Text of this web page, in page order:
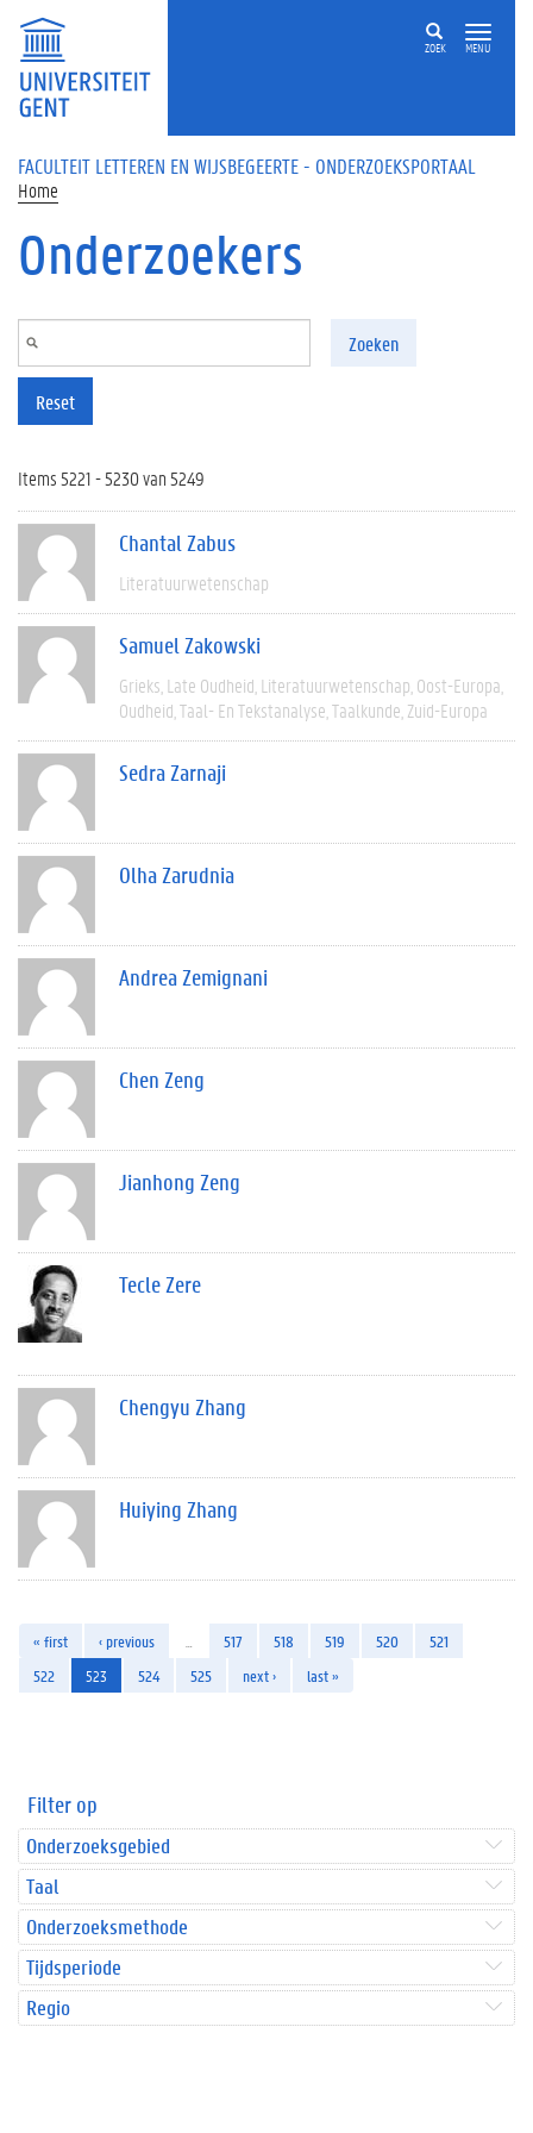
Overslaan en naar de inhoud gaan
ZOEK MENU
FACULTEIT LETTEREN EN WIJSBEGEERTE - ONDERZOEKSPORTAAL
Home
Onderzoekers
Zoeken
Reset
Items 5221 - 5230 van 5249
Chantal Zabus
Literatuurwetenschap
Samuel Zakowski
Grieks Late Oudheid Literatuurwetenschap Oost-Europa
Oudheid Taal- En Tekstanalyse Taalkunde Zuid-Europa
Sedra Zarnaji
Olha Zarudnia
Andrea Zemignani
Chen Zeng
Jianhong Zeng
Tecle Zere
Chengyu Zhang
Huiying Zhang
« first ‹ previous 517 518 519 520
521
522
523 524 525 next › last »
Filter op
Onderzoeksgebied
Taal
Onderzoeksmethode
Tijdsperiode
Regio